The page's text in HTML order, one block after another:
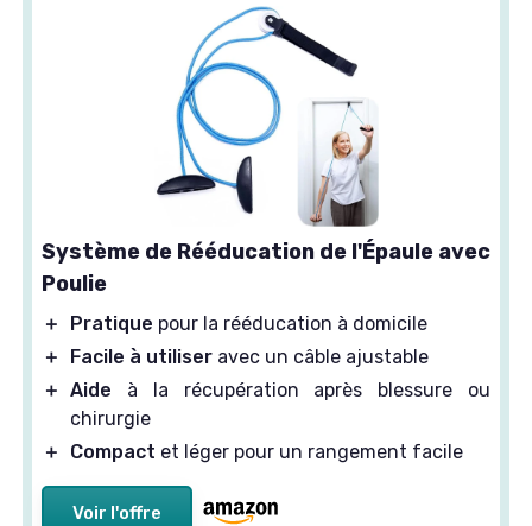
Système de Rééducation de l'Épaule avec
Poulie
＋ Pratique pour la rééducation à domicile
＋
Facile à utiliser avec un câble ajustable
＋ Aide à la récupération après blessure ou
chirurgie
＋
Compact et léger pour un rangement facile
Voir l'offre